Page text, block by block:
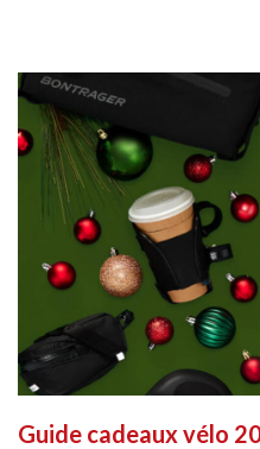
Guide cadeaux vélo